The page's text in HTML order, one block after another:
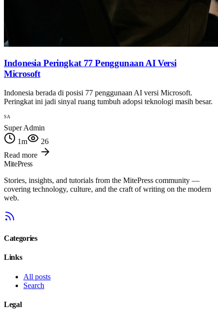
Indonesia Peringkat 77 Penggunaan AI Versi
Microsoft
Indonesia berada di posisi 77 penggunaan AI versi Microsoft.
Peringkat ini jadi sinyal ruang tumbuh adopsi teknologi masih besar.
SA
Super Admin
1m
26
Read more
MitePress
Stories, insights, and tutorials from the MitePress community —
covering technology, culture, and the craft of writing on the modern
web.
Categories
Links
All posts
Search
Legal